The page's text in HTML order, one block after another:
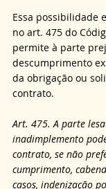
Essa possibilidade
no art. 475 do
permite à parte
descumprimento
da obrigação ou
contrato.
Art. 475. A parte
inadimplemento
contrato, se não
cumprimento,
casos, indenização